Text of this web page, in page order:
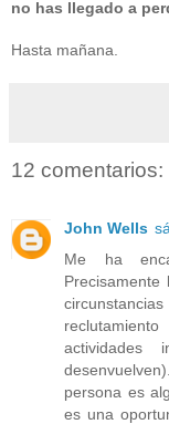
no has llegado a
Hasta mañana.
12 comentarios:
John Wells
Me ha
actividades
persona es
es una